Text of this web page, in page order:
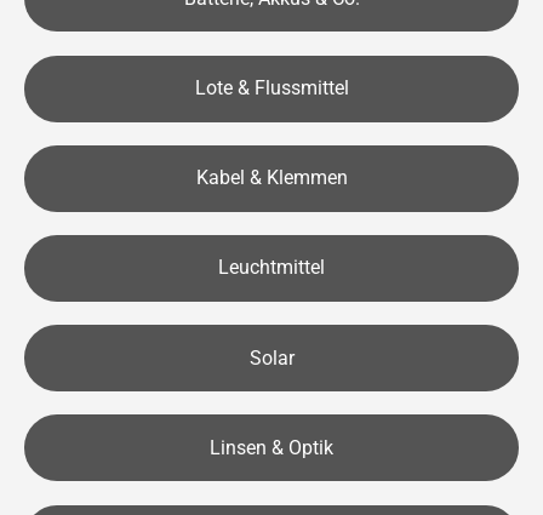
Lote & Flussmittel
Kabel & Klemmen
Leuchtmittel
Solar
Linsen & Optik